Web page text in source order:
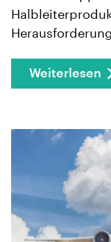
Weiterlesen